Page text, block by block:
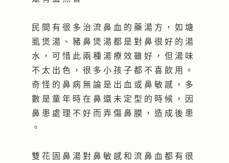
民 間 有 很 多 治 流 鼻 血 的 藥 湯 方 ， 如 塘
虱 煲 湯 、 豬 鼻 煲 湯 都 是 對 鼻 很 好 的 湯
水 ， 可 惜 此 兩 種 湯 療 效 雖 好 ， 但 湯 味
不 太 出 色 ， 很 多 小 孩 子 都 不 喜 飲 用 。
奇 怪 的 鼻 病 無 論 是 出 血 或 鼻 敏 感 ， 多
數 是 童 年 時 在 鼻 還 未 定 型 的 時 候 ， 因
鼻 患 處 理 不 好 而 弄 傷 鼻 膜 ， 造 成 後 患
。
雙 花 固 鼻 湯 對 鼻 敏 感 和 流 鼻 血 都 有 很